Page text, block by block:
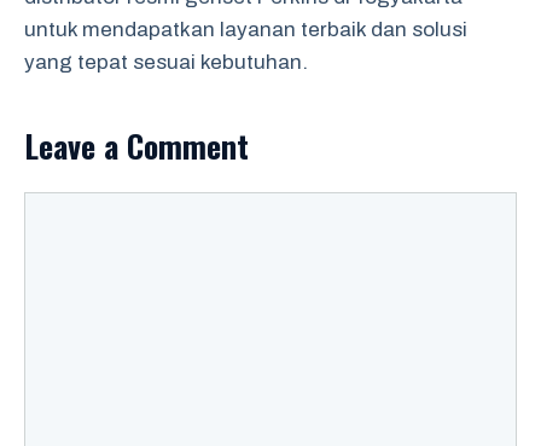
untuk mendapatkan layanan terbaik dan solusi
yang tepat sesuai kebutuhan.
Leave a Comment